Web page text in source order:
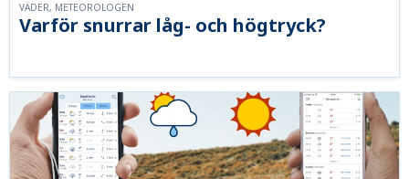
Varför snurrar låg- och högtryck?
VÄDER, METEOROLOGEN